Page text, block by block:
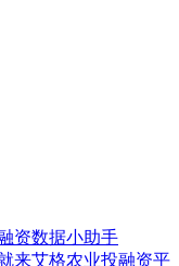
资数据小助手
来艾格农业投融资平